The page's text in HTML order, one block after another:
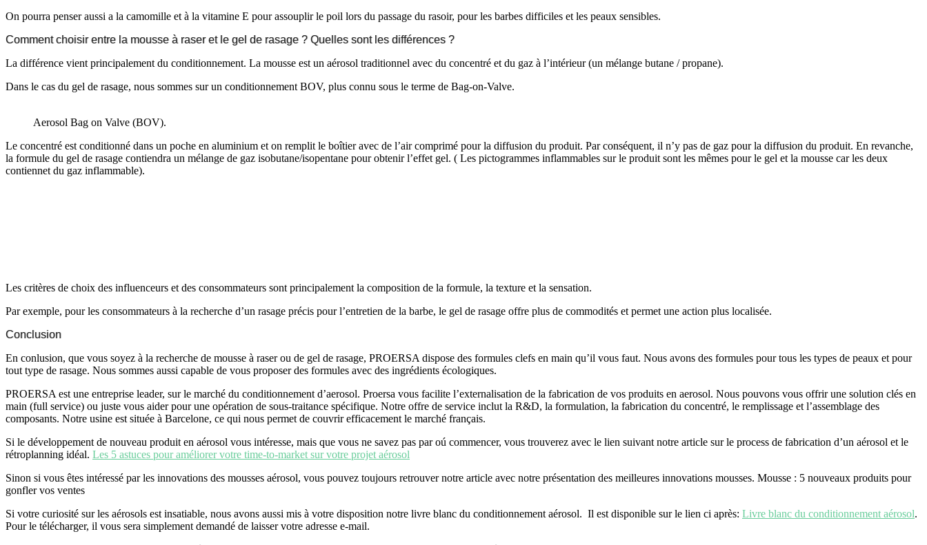
On pourra penser aussi a la camomille et à la vitamine E pour assouplir le poil lors du passage du rasoir, pour les barbes difficiles et les peaux sensibles.
Comment choisir entre la mousse à raser et le gel de rasage ? Quelles sont les différences ?
La différence vient principalement du conditionnement. La mousse est un aérosol traditionnel avec du concentré et du gaz à l’intérieur (un mélange butane / propane).
Dans le cas du gel de rasage, nous sommes sur un conditionnement BOV, plus connu sous le terme de Bag-on-Valve.
Aerosol Bag on Valve (BOV).
Le concentré est conditionné dans un poche en aluminium et on remplit le boîtier avec de l’air comprimé pour la diffusion du produit. Par conséquent, il n’y pas de gaz pour la diffusion du produit. En revanche,
la formule du gel de rasage contiendra un mélange de gaz isobutane/isopentane pour obtenir l’effet gel. ( Les pictogrammes inflammables sur le produit sont les mêmes pour le gel et la mousse car les deux
contiennet du gaz inflammable).
Les critères de choix des influenceurs et des consommateurs sont principalement la composition de la formule, la texture et la sensation.
Par exemple, pour les consommateurs à la recherche d’un rasage précis pour l’entretien de la barbe, le gel de rasage offre plus de commodités et permet une action plus localisée.
Conclusion
En conlusion, que vous soyez à la recherche de mousse à raser ou de gel de rasage, PROERSA dispose des formules clefs en main qu’il vous faut. Nous avons des formules pour tous les types de peaux et pour
tout type de rasage. Nous sommes aussi capable de vous proposer des formules avec des ingrédients écologiques.
PROERSA est une entreprise leader, sur le marché du conditionnement d’aerosol. Proersa vous facilite l’externalisation de la fabrication de vos produits en aerosol. Nous pouvons vous offrir une solution clés en
main (full service) ou juste vous aider pour une opération de sous-traitance spécifique. Notre offre de service inclut la R&D, la formulation, la fabrication du concentré, le remplissage et l’assemblage des
composants. Notre usine est située à Barcelone, ce qui nous permet de couvrir efficacement le marché français.
Si le développement de nouveau produit en aérosol vous intéresse, mais que vous ne savez pas par oú commencer, vous trouverez avec le lien suivant notre article sur le process de fabrication d’un aérosol et le
rétroplanning idéal. Les 5 astuces pour améliorer votre time-to-market sur votre projet aérosol
Sinon si vous êtes intéressé par les innovations des mousses aérosol, vous pouvez toujours retrouver notre article avec notre présentation des meilleures innovations mousses. Mousse : 5 nouveaux produits pour
gonfler vos ventes
Si votre curiosité sur les aérosols est insatiable, nous avons aussi mis à votre disposition notre livre blanc du conditionnement aérosol. Il est disponible sur le lien ci après: Livre blanc du conditionnement aérosol.
Pour le télécharger, il vous sera simplement demandé de laisser votre adresse e-mail.